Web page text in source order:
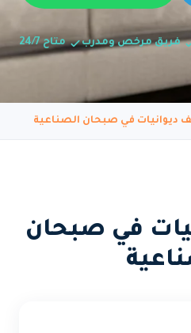
فريق مرخص ومدرب متاح 24/7
ديوانيات في صبحان الصناعية
في صبحان